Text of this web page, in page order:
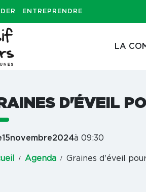
ENTREPRENDRE
LA
D'ÉVEIL
15novembre2024à 09:30
Agenda Graines d'éveil